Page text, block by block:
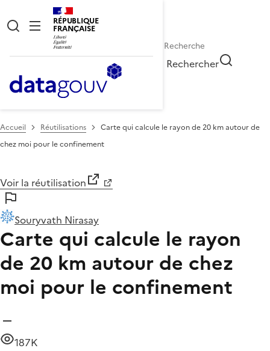
RÉPUBLIQUE
FRANÇAISE
Rechercher
Accueil Réutilisations
Carte qui calcule le rayon de 20 km autour de
chez moi pour le confinement
Voir la réutilisation
Souryvath Nirasay
Carte qui calcule le rayon
de 20 km autour de chez
moi pour le confinement
187K